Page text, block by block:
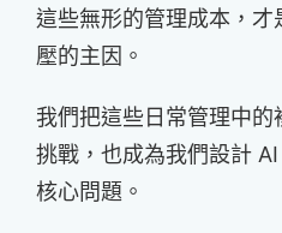
這些無形的管理成本，
壓的主因。
我們把這些日常管理中
挑戰，也成為我們設計
核心問題。